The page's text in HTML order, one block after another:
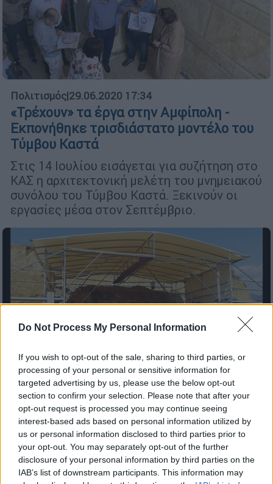
Do Not Process My Personal Information
If you wish to opt-out of the sale, sharing to third parties, or
processing of your personal or sensitive information for
targeted advertising by us, please use the below opt-out
section to confirm your selection. Please note that after your
opt-out request is processed you may continue seeing
interest-based ads based on personal information utilized by
us or personal information disclosed to third parties prior to
your opt-out. You may separately opt-out of the further
disclosure of your personal information by third parties on the
IAB’s list of downstream participants. This information may
Πολιτισμός|29.06.2020 17:34
«Τρέχουν» τα έργα στην Αμφίπολη -
Εκπονήθηκε τρισδιάστατο μοντέλο του
Τύμβου Καστά
Στις 14 Ιουλίου εισάγεται για συζήτηση στο
ΚΑΣ η αρχιτεκτονική μελέτη του μνημειακού
συνόλου του Τύμβου Καστά. Ξεκινούν οι
εργασίες μέσα στον Σεπτέμβριο.
Πολιτισμός|16.06.2020 18:00
Μια θαμμένη πόλη αποκαλύπτεται δίπλα
στον τύμβο Καστά στην Αμφίπολη
Αρχαία αρχιτεκτονικά λείψανα «έδειξε» η
γεωφυσική διασκόπηση του καθηγητή,
Γρηγόρη Τσόκα και της ομάδας του.